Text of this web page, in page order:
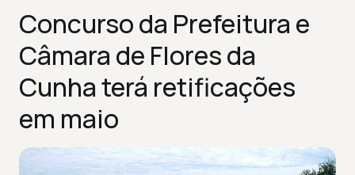
Concurso da Prefeitura e
Câmara de Flores da
Cunha terá retificações
em maio